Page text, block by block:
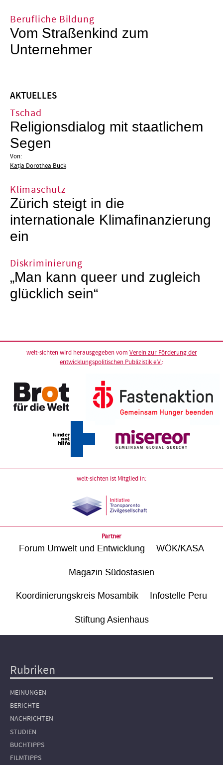
Berufliche Bildung
Vom Straßenkind zum
Unternehmer
AKTUELLES
Tschad
Religionsdialog mit staatlichem
Segen
Von:
Katja Dorothea Buck
Klimaschutz
Zürich steigt in die
internationale Klimafinanzierung
ein
Diskriminierung
„Man kann queer und zugleich
glücklich sein“
welt-sichten wird herausgegeben vom Verein zur Förderung der
entwicklungspolitischen Publizistik e.V.:
welt-sichten ist Mitglied in:
Partner
Forum Umwelt und Entwicklung WÖK/KASA
Magazin Südostasien
Koordinierungskreis Mosambik Infostelle Peru
Stiftung Asienhaus
Hauptnavigation
Rubriken
MEINUNGEN
BERICHTE
NACHRICHTEN
STUDIEN
BUCHTIPPS
FILMTIPPS